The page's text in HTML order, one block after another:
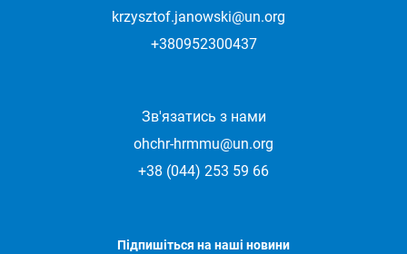
krzysztof.janowski@un.org
+380952300437
Зв'язатись з нами
ohchr-hrmmu@un.org
+38 (044) 253 59 66
Підпишіться на наші новини